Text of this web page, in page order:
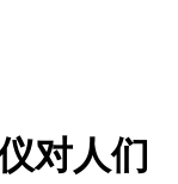
对人们